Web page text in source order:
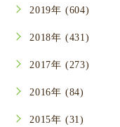
2019年 (604)
2018年 (431)
2017年 (273)
2016年 (84)
2015年 (31)